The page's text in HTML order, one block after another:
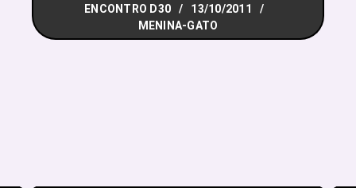
tradicionalíssimas mesas de RPG e
jogos. O D30
ENCONTRO D30
13/10/2011
MENINA-GATO